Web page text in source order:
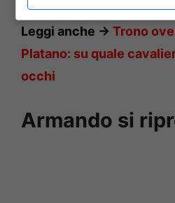
Leggi anche -> Trono
Platano: su quale
occhi
Armando si